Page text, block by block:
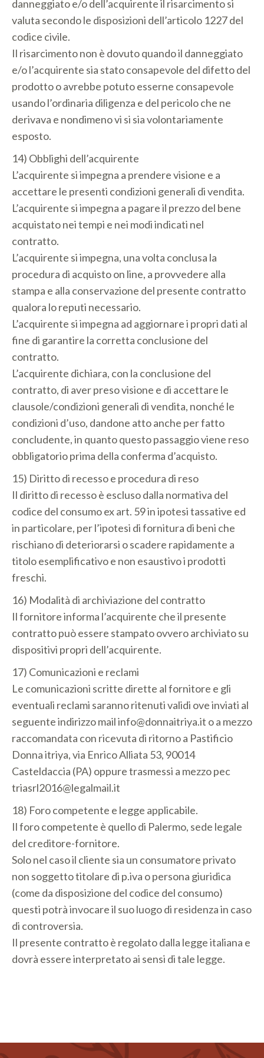
danneggiato e/o dell’acquirente il risarcimento si
valuta secondo le disposizioni dell’articolo 1227 del
codice civile.
Il risarcimento non è dovuto quando il danneggiato
e/o l’acquirente sia stato consapevole del difetto del
prodotto o avrebbe potuto esserne consapevole
usando l’ordinaria diligenza e del pericolo che ne
derivava e nondimeno vi si sia volontariamente
esposto.
14) Obblighi dell’acquirente
L’acquirente si impegna a prendere visione e a
accettare le presenti condizioni generali di vendita.
L’acquirente si impegna a pagare il prezzo del bene
acquistato nei tempi e nei modi indicati nel
contratto.
L’acquirente si impegna, una volta conclusa la
procedura di acquisto on line, a provvedere alla
stampa e alla conservazione del presente contratto
qualora lo reputi necessario.
L’acquirente si impegna ad aggiornare i propri dati al
fine di garantire la corretta conclusione del
contratto.
L’acquirente dichiara, con la conclusione del
contratto, di aver preso visione e di accettare le
clausole/condizioni generali di vendita, nonché le
condizioni d’uso, dandone atto anche per fatto
concludente, in quanto questo passaggio viene reso
obbligatorio prima della conferma d’acquisto.
15) Diritto di recesso e procedura di reso
Il diritto di recesso è escluso dalla normativa del
codice del consumo ex art. 59 in ipotesi tassative ed
in particolare, per l’ipotesi di fornitura di beni che
rischiano di deteriorarsi o scadere rapidamente a
titolo esemplificativo e non esaustivo i prodotti
freschi.
16) Modalità di archiviazione del contratto
Il fornitore informa l’acquirente che il presente
contratto può essere stampato ovvero archiviato su
dispositivi propri dell’acquirente.
17) Comunicazioni e reclami
Le comunicazioni scritte dirette al fornitore e gli
eventuali reclami saranno ritenuti validi ove inviati al
seguente indirizzo mail info@donnaitriya.it o a mezzo
raccomandata con ricevuta di ritorno a Pastificio
Donna itriya, via Enrico Alliata 53, 90014
Casteldaccia (PA) oppure trasmessi a mezzo pec
triasrl2016@legalmail.it
18) Foro competente e legge applicabile.
Il foro competente è quello di Palermo, sede legale
del creditore-fornitore.
Solo nel caso il cliente sia un consumatore privato
non soggetto titolare di p.iva o persona giuridica
(come da disposizione del codice del consumo)
questi potrà invocare il suo luogo di residenza in caso
di controversia.
Il presente contratto è regolato dalla legge italiana e
dovrà essere interpretato ai sensi di tale legge.